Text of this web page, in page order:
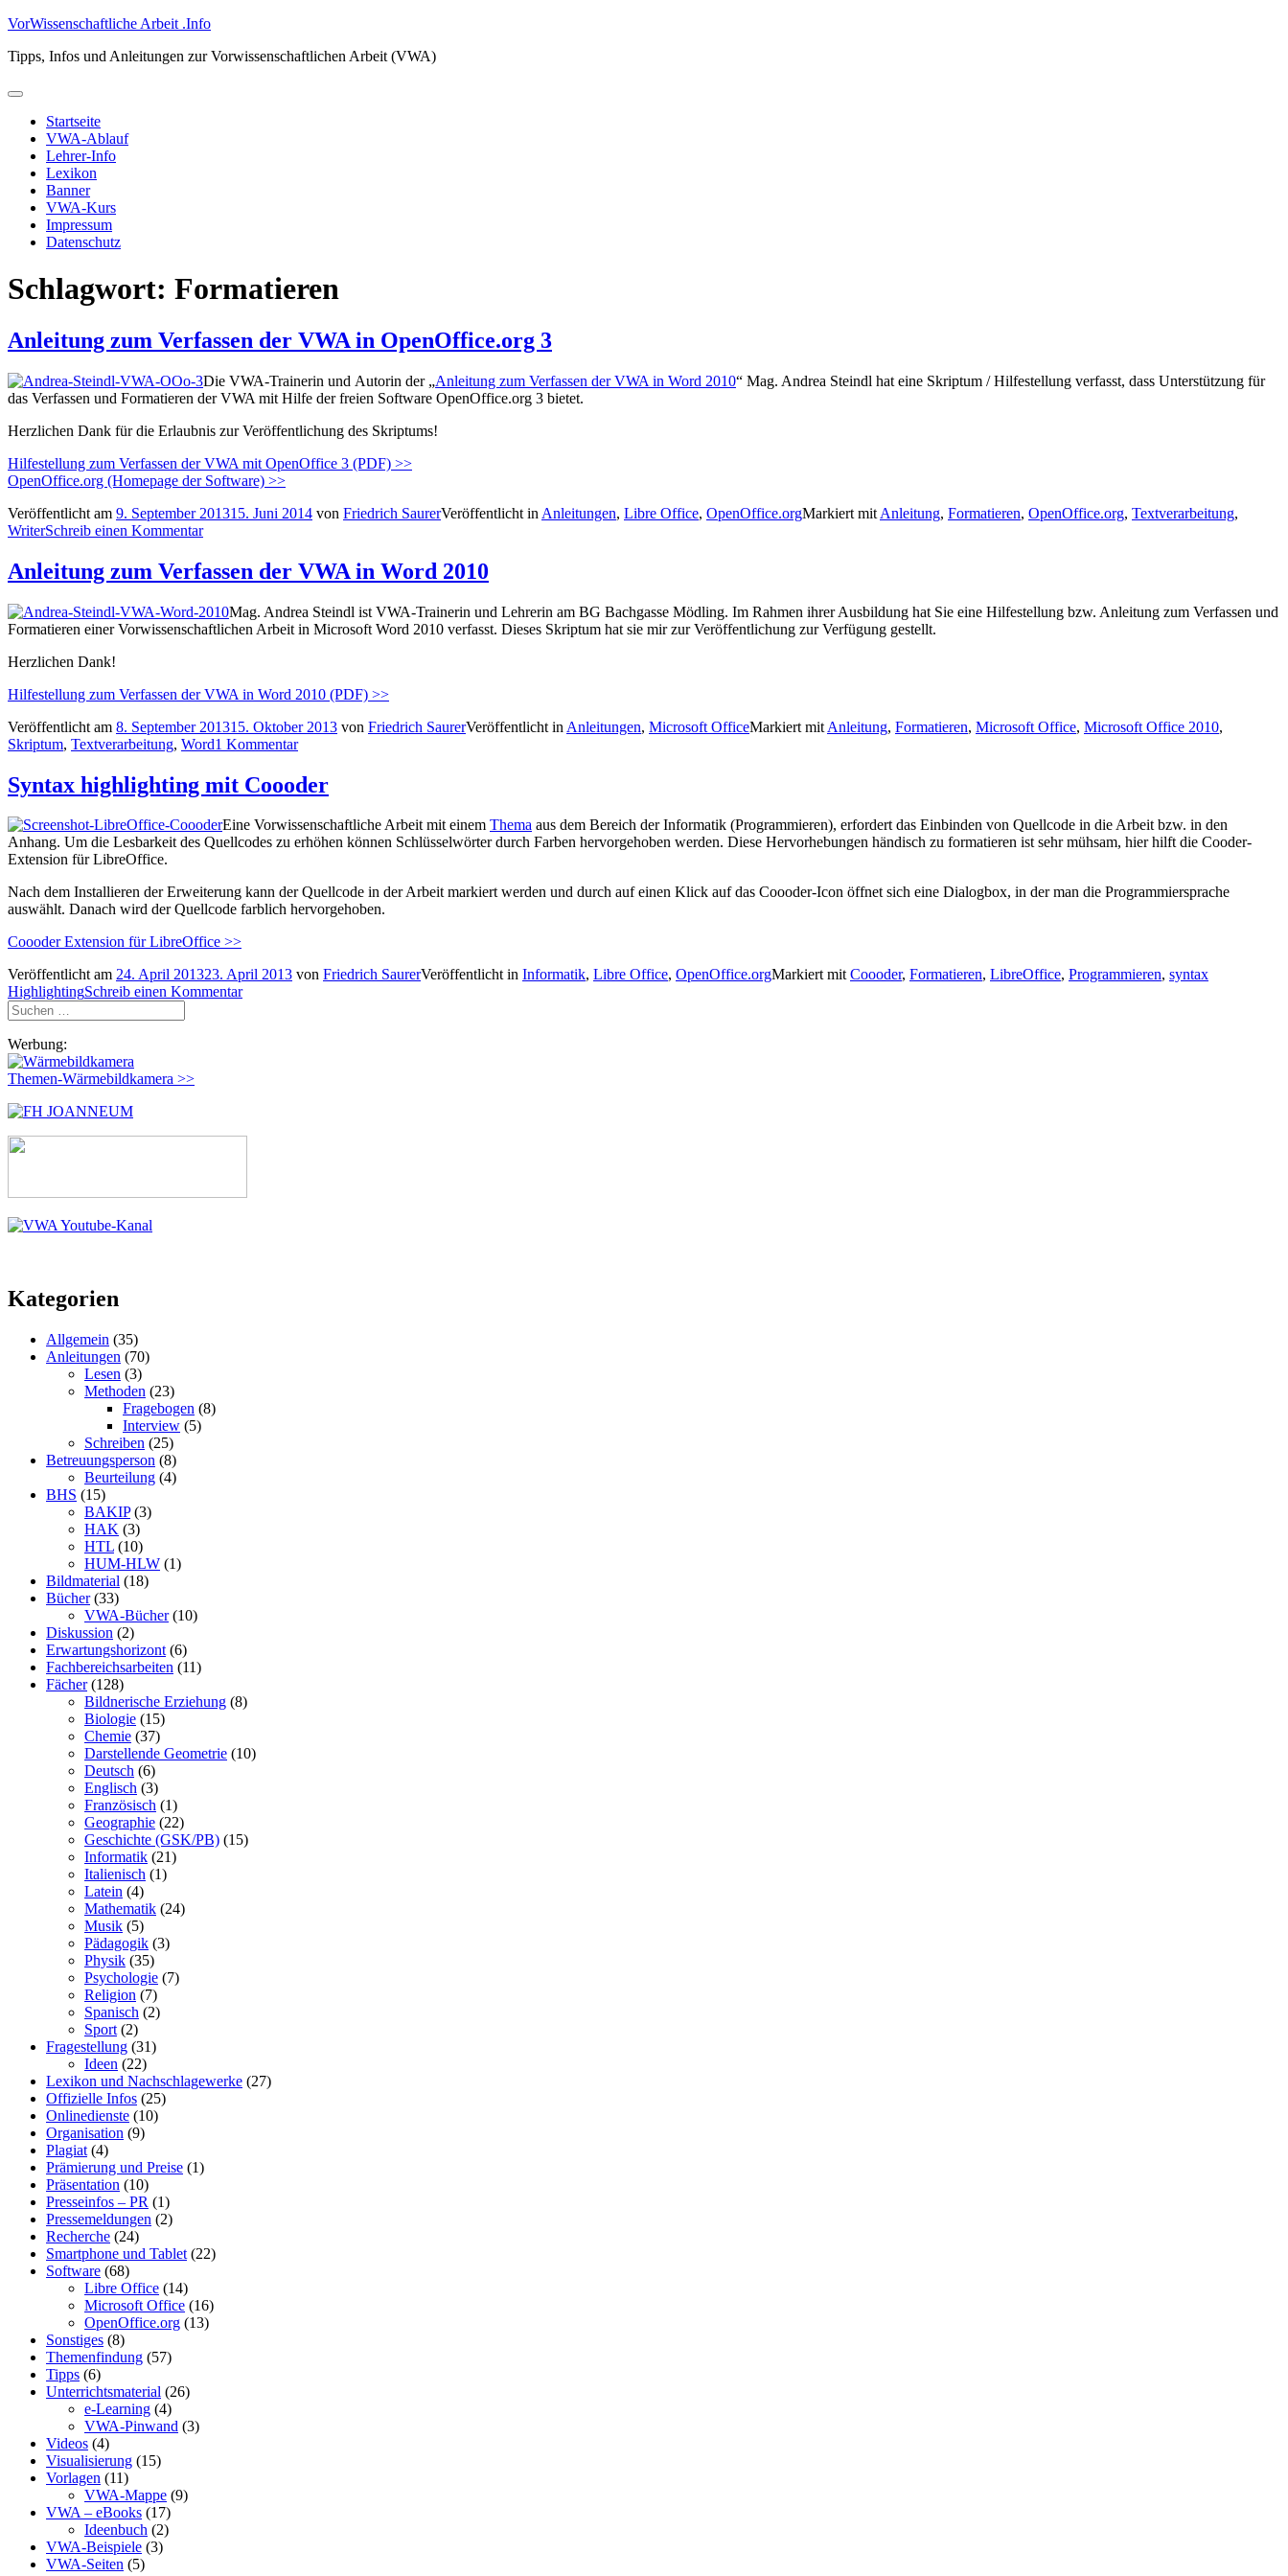
Zum
springen
VorWissenschaftliche Arbeit .Info
Tipps, Infos und Anleitungen zur Vorwissenschaftlichen Arbeit (VWA)
Primäres
Startseite
VWA-Ablauf
Lehrer-Info
Lexikon
Banner
VWA-Kurs
Impressum
Datenschutz
Schlagwort: Formatieren
Anleitung zum Verfassen der VWA in OpenOffice.org 3
Die VWA-Trainerin und Autorin der „Anleitung zum Verfassen der VWA in Word 2010“ Mag. Andrea Steindl hat eine Skriptum / Hilfestellung verfasst, dass Unterstützung für
das Verfassen und Formatieren der VWA mit Hilfe der freien Software OpenOffice.org 3 bietet.
Herzlichen Dank für die Erlaubnis zur Veröffentlichung des Skriptums!
Hilfestellung zum Verfassen der VWA mit OpenOffice 3 (PDF) >>
OpenOffice.org (Homepage der Software) >>
Veröffentlicht am 9. September 201315. Juni 2014 von Friedrich SaurerVeröffentlicht in Anleitungen, Libre Office, OpenOffice.orgMarkiert mit Anleitung, Formatieren, OpenOffice.org, Textverarbeitung,
WriterSchreib einen Kommentar
Anleitung zum Verfassen der VWA in Word 2010
Mag. Andrea Steindl ist VWA-Trainerin und Lehrerin am BG Bachgasse Mödling. Im Rahmen ihrer Ausbildung hat Sie eine Hilfestellung bzw. Anleitung zum Verfassen und
Formatieren einer Vorwissenschaftlichen Arbeit in Microsoft Word 2010 verfasst. Dieses Skriptum hat sie mir zur Veröffentlichung zur Verfügung gestellt.
Herzlichen Dank!
Hilfestellung zum Verfassen der VWA in Word 2010 (PDF) >>
Veröffentlicht am 8. September 201315. Oktober 2013 von Friedrich SaurerVeröffentlicht in Anleitungen, Microsoft OfficeMarkiert mit Anleitung, Formatieren, Microsoft Office, Microsoft Office 2010,
Skriptum, Textverarbeitung, Word1 Kommentar
Syntax highlighting mit Coooder
Eine Vorwissenschaftliche Arbeit mit einem Thema aus dem Bereich der Informatik (Programmieren), erfordert das Einbinden von Quellcode in die Arbeit bzw. in den
Anhang. Um die Lesbarkeit des Quellcodes zu erhöhen können Schlüsselwörter durch Farben hervorgehoben werden. Diese Hervorhebungen händisch zu formatieren ist sehr mühsam, hier hilft die Cooder-
Extension für LibreOffice.
Nach dem Installieren der Erweiterung kann der Quellcode in der Arbeit markiert werden und durch auf einen Klick auf das Coooder-Icon öffnet sich eine Dialogbox, in der man die Programmiersprache
auswählt. Danach wird der Quellcode farblich hervorgehoben.
Coooder Extension für LibreOffice >>
Veröffentlicht am 24. April 201323. April 2013 von Friedrich SaurerVeröffentlicht in Informatik, Libre Office, OpenOffice.orgMarkiert mitCoooder, Formatieren, LibreOffice, Programmieren, syntax
HighlightingSchreib einen Kommentar
Suchen
nach:
Werbung:
Themen-Wärmebildkamera >>
Kategorien
Allgemein (35)
Anleitungen (70)
Lesen (3)
Methoden (23)
Fragebogen (8)
Interview (5)
Schreiben (25)
Betreuungsperson (8)
Beurteilung (4)
BHS (15)
BAKIP(3)
HAK (3)
HTL (10)
HUM-HLW (1)
Bildmaterial (18)
Bücher(33)
VWA-Bücher(10)
Diskussion (2)
Erwartungshorizont (6)
Fachbereichsarbeiten (11)
Fächer(128)
Bildnerische Erziehung (8)
Biologie (15)
Chemie (37)
Darstellende Geometrie (10)
Deutsch (6)
Englisch (3)
Französisch (1)
Geographie (22)
Geschichte (GSK/PB) (15)
Informatik (21)
Italienisch (1)
Latein (4)
Mathematik (24)
Musik (5)
Pädagogik (3)
Physik (35)
Psychologie (7)
Religion (7)
Spanisch (2)
Sport (2)
Fragestellung (31)
Ideen (22)
Lexikon und Nachschlagewerke (27)
Offizielle Infos (25)
Onlinedienste (10)
Organisation (9)
Plagiat (4)
Prämierung und Preise (1)
Präsentation (10)
Presseinfos – PR (1)
Pressemeldungen (2)
Recherche (24)
Smartphone und Tablet (22)
Software (68)
Libre Office (14)
Microsoft Office (16)
OpenOffice.org (13)
Sonstiges (8)
Themenfindung (57)
Tipps (6)
Unterrichtsmaterial (26)
e-Learning (4)
VWA-Pinwand (3)
Videos (4)
Visualisierung (15)
Vorlagen (11)
VWA-Mappe (9)
VWA – eBooks (17)
Ideenbuch (2)
VWA-Beispiele (3)
VWA-Seiten (5)